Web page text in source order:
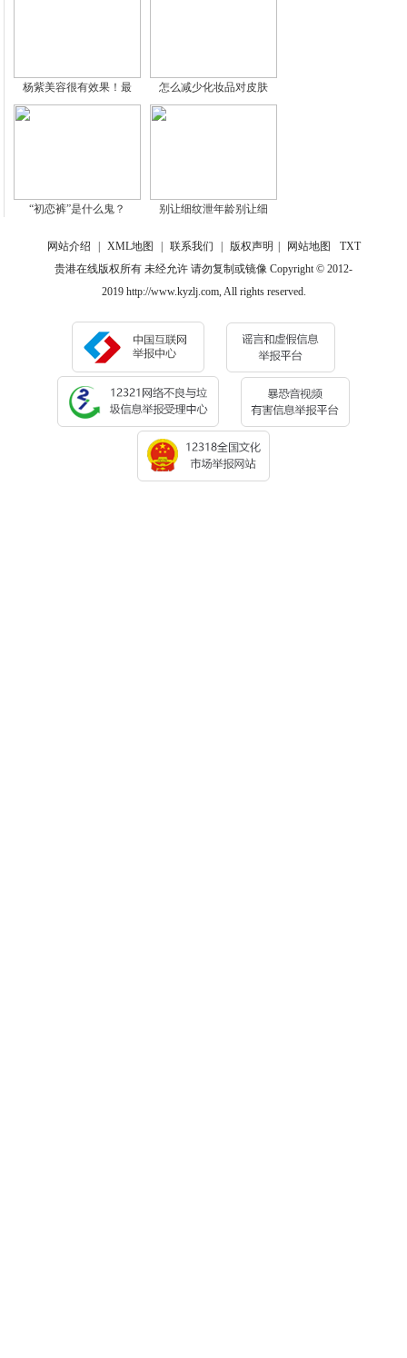
杨紫美容很有效果！最 怎么减少化妆品对皮肤
“初恋裤”是什么鬼？ 别让细纹泄年龄别让细
网站介绍 XML地图 联系我们 版权声明 网站地图
TXT
贵港在线版权所有 未经允许 请勿复制或镜像 Copyright © 2012-
2019 http://www.kyzlj.com, All rights reserved.